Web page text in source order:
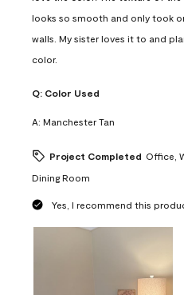
looks so smooth and only took
walls. My sister loves it to and
color.
Q: Color Used
A: Manchester Tan
Project Completed Office,
Dining Room
Yes, I recommend this